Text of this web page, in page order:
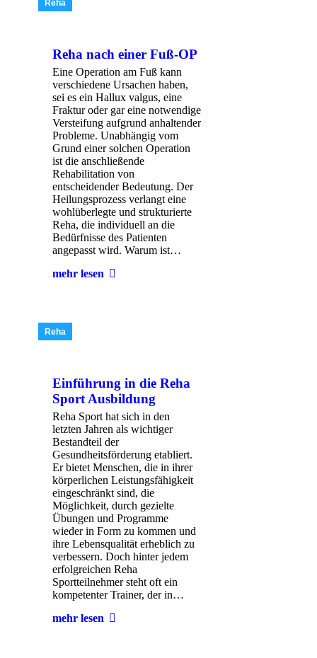
Reha
Reha nach einer Fuß-OP
Eine Operation am Fuß kann
verschiedene Ursachen haben,
sei es ein Hallux valgus, eine
Fraktur oder gar eine notwendige
Versteifung aufgrund anhaltender
Probleme. Unabhängig vom
Grund einer solchen Operation
ist die anschließende
Rehabilitation von
entscheidender Bedeutung. Der
Heilungsprozess verlangt eine
wohlüberlegte und strukturierte
Reha, die individuell an die
Bedürfnisse des Patienten
angepasst wird. Warum ist…
mehr lesen
Reha
Einführung in die Reha
Sport Ausbildung
Reha Sport hat sich in den
letzten Jahren als wichtiger
Bestandteil der
Gesundheitsförderung etabliert.
Er bietet Menschen, die in ihrer
körperlichen Leistungsfähigkeit
eingeschränkt sind, die
Möglichkeit, durch gezielte
Übungen und Programme
wieder in Form zu kommen und
ihre Lebensqualität erheblich zu
verbessern. Doch hinter jedem
erfolgreichen Reha
Sportteilnehmer steht oft ein
kompetenter Trainer, der in…
mehr lesen